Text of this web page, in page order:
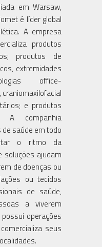
em Warsaw,
é líder global
A empresa
produtos
produtos de
extremidades
office-
e produtos
A companhia
saúde em todo
o ritmo da
soluções ajudam
de doenças ou
ou tecidos
de saúde,
a viverem
operações
seus